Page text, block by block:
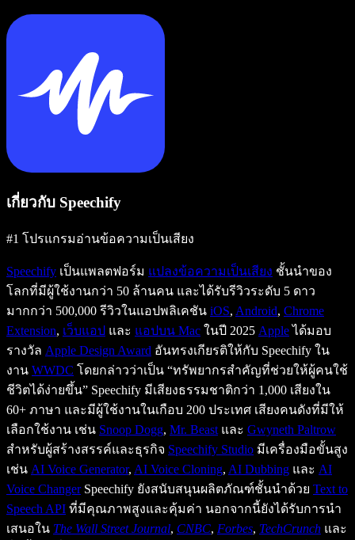
เกี่ยวกับ Speechify
#1 โปรแกรมอ่านข้อความเป็นเสียง
Speechify เป็นแพลตฟอร์ม แปลงข้อความเป็นเสียง ชั้นนำของ
โลกที่มีผู้ใช้งานกว่า 50 ล้านคน และได้รับรีวิวระดับ 5 ดาว
มากกว่า 500,000 รีวิวในแอปพลิเคชัน iOS, Android, Chrome
Extension, เว็บแอป และ แอปบน Mac ในปี 2025 Appleได้มอบ
รางวัล Apple Design Award อันทรงเกียรติให้กับ Speechify ใน
งาน WWDC โดยกล่าวว่าเป็น “ทรัพยากรสำคัญที่ช่วยให้ผู้คนใช้
ชีวิตได้ง่ายขึ้น” Speechify มีเสียงธรรมชาติกว่า 1,000 เสียงใน
60+ ภาษา และมีผู้ใช้งานในเกือบ 200 ประเทศ เสียงคนดังที่มีให้
เลือกใช้งาน เช่น Snoop Dogg, Mr. Beast และ Gwyneth Paltrow
สำหรับผู้สร้างสรรค์และธุรกิจ Speechify Studio มีเครื่องมือขั้นสูง
เช่น AI Voice Generator, AI Voice Cloning, AI Dubbing และ AI
Voice ChangerSpeechify ยังสนับสนุนผลิตภัณฑ์ชั้นนำด้วย Text to
Speech API ที่มีคุณภาพสูงและคุ้มค่า นอกจากนี้ยังได้รับการนำ
เสนอใน The Wall Street Journal, CNBC, Forbes, TechCrunch และ